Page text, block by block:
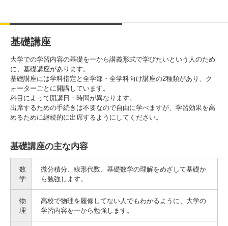
基礎講座
大学での学習内容の基礎を一から講義形式で学びたいという人のため
に、基礎講座があります。
基礎講座には学科指定と全学部・全学科向け講座の2種類があり、ク
ォーターごとに開講しています。
科目によって開講日・時間が異なります。
出席するための手続きは不要なので自由に学べますが、学習効果を高
めるために継続的に出席するようにしてください。
基礎講座の主な内容
数
学
微分積分、線形代数、基礎数学の理解をめざして基礎か
ら勉強します。
物
理
高校で物理を履修してない人でもわかるように、大学の
学習内容を一から勉強します。